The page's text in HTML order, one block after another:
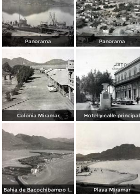
Panorama Panorama
Colonia Miramar Hotel y calle principal
Bahia de Bacochibampo lla por Playa Miramar